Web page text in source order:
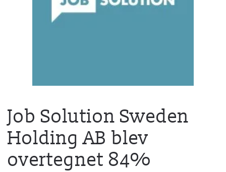
Job Solution Sweden
Holding AB blev
overtegnet 84%